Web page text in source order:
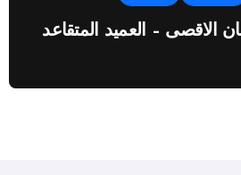
الاقصى – العميد المتقاعد